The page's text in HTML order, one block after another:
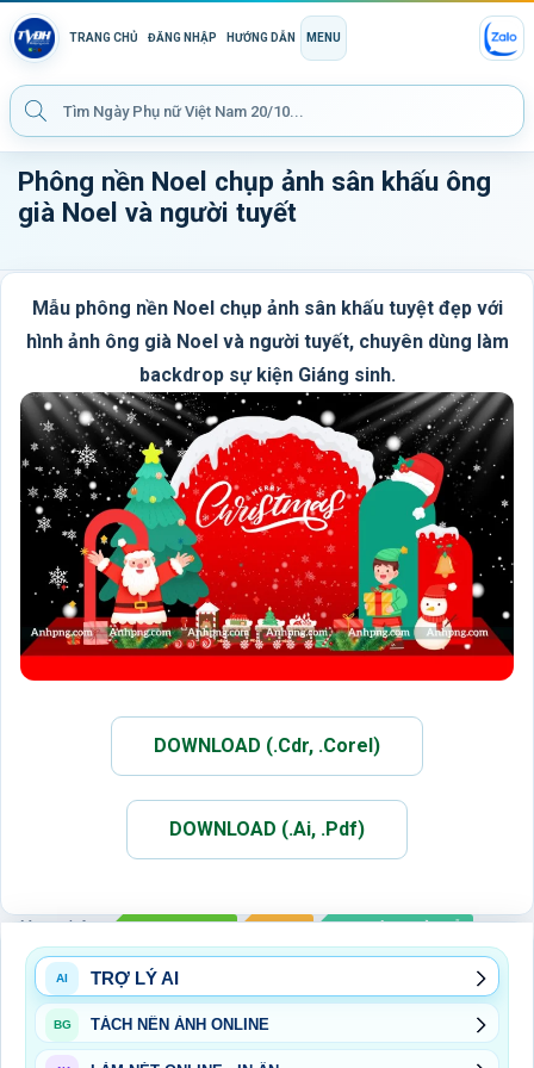
TRANG CHỦ ĐĂNG NHẬP HƯỚNG DẪN MENU
Phông nền Noel chụp ảnh sân khấu ông
già Noel và người tuyết
Mẫu phông nền Noel chụp ảnh sân khấu tuyệt đẹp với
hình ảnh ông già Noel và người tuyết, chuyên dùng làm
backdrop sự kiện Giáng sinh.
DOWNLOAD (.Cdr, .Corel)
DOWNLOAD (.Ai, .Pdf)
Xem thêm: DECOR NOEL NOEL SỰ KIỆN NGÀY LỄ
AI TRỢ LÝ AI
BG TÁCH NỀN ẢNH ONLINE